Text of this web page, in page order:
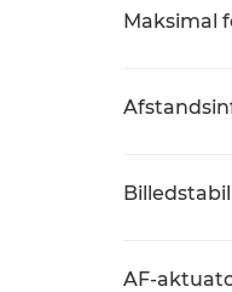
Maksimal
AF-